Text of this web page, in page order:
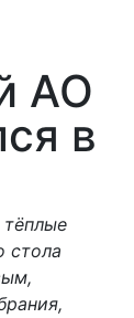
АО
в
стола